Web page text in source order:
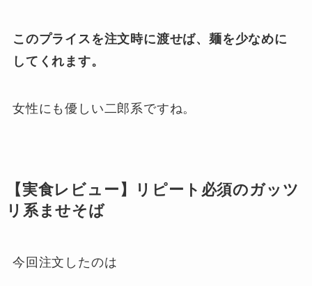
このプライスを注文時に渡せば、麺を少なめに
してくれます。
女性にも優しい二郎系ですね。
【実食レビュー】リピート必須のガッツ
リ系ませそば
今回注文したのは